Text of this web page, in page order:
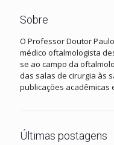
Sobre
O Professor Doutor
médico oftalmologista
se ao campo da
das salas de cirurgia às
publicações acadêmicas
Últimas postagens